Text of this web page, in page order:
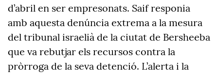
d’abril en ser empresonats. Saif responia
amb aquesta denúncia extrema a la mesura
del tribunal israelià de la ciutat de Bersheeba
que va rebutjar els recursos contra la
pròrroga de la seva detenció. L’alerta i la